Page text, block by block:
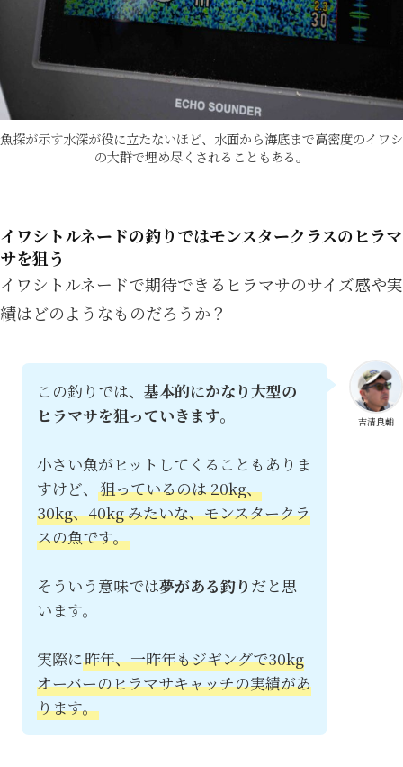
魚探が示す水深が役に立たないほど、水面から海底まで高密度のイワシ
の大群で埋め尽くされることもある。
イワシトルネードの釣りではモンスタークラスのヒラマ
サを狙う
イワシトルネードで期待できるヒラマサのサイズ感や実
績はどのようなものだろうか？
吉清良輔
この釣りでは、基本的にかなり大型の
ヒラマサを狙っていきます。
小さい魚がヒットしてくることもありま
すけど、狙っているのは 20kg、
30kg、40kg みたいな、モンスタークラ
スの魚です。
そういう意味では夢がある釣り だと思
います。
実際に昨年、一昨年もジギングで30kg
オーバーのヒラマサキャッチの実績があ
ります。